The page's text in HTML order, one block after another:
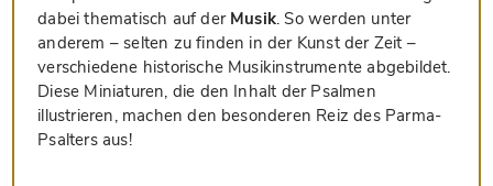
dabei thematisch auf der Musik. So werden unter
anderem – selten zu finden in der Kunst der Zeit –
verschiedene historische Musikinstrumente abgebildet.
Diese Miniaturen, die den Inhalt der Psalmen
illustrieren, machen den besonderen Reiz des Parma-
Psalters aus!